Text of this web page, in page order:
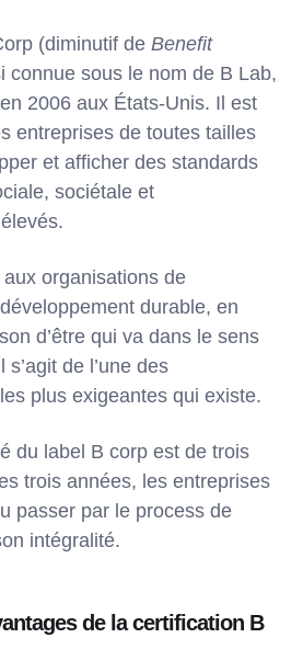
(diminutif de Benefit
connue sous le nom de B Lab,
2006 aux États-Unis. Il est
entreprises de toutes tailles
et afficher des standards
sociétale et
organisations de
durable, en
d’être qui va dans le sens
de l’une des
plus exigeantes qui existe.
du label B corp est de trois
trois années, les entreprises
passer par le process de
intégralité.
de la certification B